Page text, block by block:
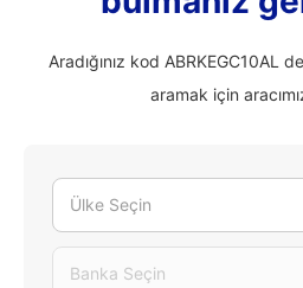
Aradığınız kod ABRKEGC10AL
aramak için
Ülke Seçin
Banka Seçin